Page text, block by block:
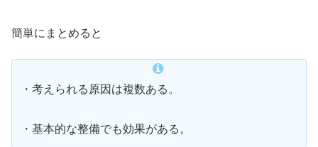
簡単にまとめると
・考えられる原因は複数ある。
・基本的な整備でも効果がある。